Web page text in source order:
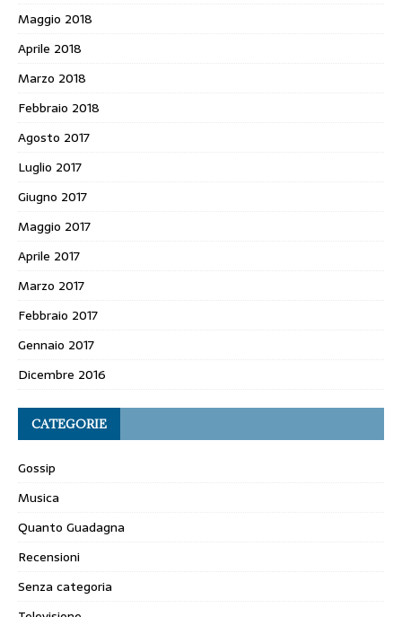
Maggio 2018
Aprile 2018
Marzo 2018
Febbraio 2018
Agosto 2017
Luglio 2017
Giugno 2017
Maggio 2017
Aprile 2017
Marzo 2017
Febbraio 2017
Gennaio 2017
Dicembre 2016
CATEGORIE
Gossip
Musica
Quanto Guadagna
Recensioni
Senza categoria